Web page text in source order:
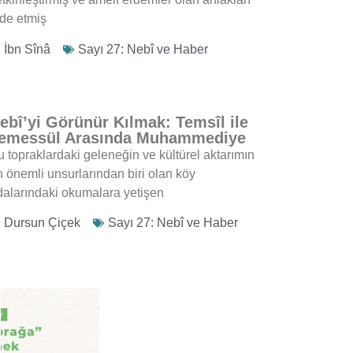
etmiş
İbn Sînâ Sayı 27: Nebî ve Haber
Görünür Kılmak: Temsîl ile
Arasında Muhammediye
topraklardaki geleneğin ve kültürel aktarımın
önemli unsurlarından biri olan köy
okumalara yetişen
Dursun Çiçek Sayı 27: Nebî ve Haber